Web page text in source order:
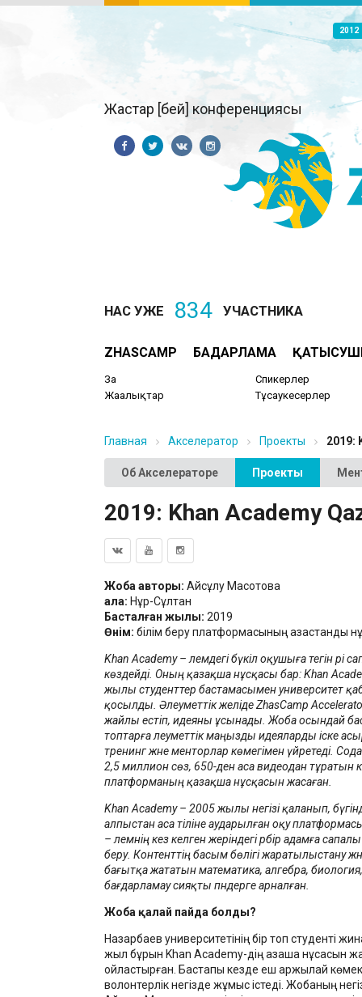
2012
Жастар [бей] конференциясы
НАС УЖЕ 834 УЧАСТНИКА
ZHASCAMP БАҒДАРЛАМА
Заң
Жаңалықтар
Спикерлер
Тұсаукесерлер
Главная Акселератор Проекты 2019:
Об Акселераторе Проекты
2019: Khan Academy
Жоба авторы: Айсұлу Мақсотова
Қала: Нұр-Сұлтан
Басталған жылы: 2019
Өнім: білім беру платформасының қазақстандық
Khan Academy – әлемдегі бүкіл оқушыға тегін әрі
көздейді. Оның қазақша нұсқасы бар: Khan
жылы студенттер бастамасымен университет
қосылды. Әлеуметтік желіде ZhasCamp
жайлы естіп, идеяны ұсынады. Жоба осындай
топтарға әлеуметтік маңызды идеяларды іске
тренинг және менторлар көмегімен үйретеді.
2,5 миллион сөз, 650-ден аса видеодан тұратын
платформаның қазақша нұсқасын жасаған.
Khan Academy – 2005 жылы негізі қаланып,
алпыстан аса тіліне аударылған оқу
– әлемнің кез келген жеріндегі әрбір адамға сапалы
беру. Контенттің басым бөлігі жаратылыстану
бағытқа жататын математика, алгебра,
бағдарламау сияқты пәндерге арналған.
Жоба қалай пайда болды?
Назарбаев университетінің бір топ студенті
жыл бұрын Khan Academy-дің қазақша нұсқасын
ойластырған. Бастапқы кезде еш қаржылай
волонтерлік негізде жұмыс істеді. Жобаның